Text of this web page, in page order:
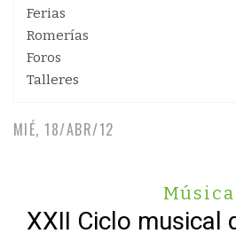
Ferias
Romerías
Foros
Talleres
MIÉ, 18/ABR/12
Música
XXII Ciclo musical